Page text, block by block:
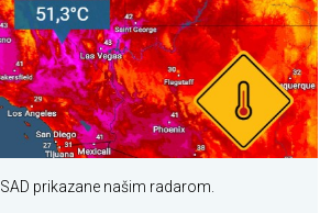
prikazane našim radarom.